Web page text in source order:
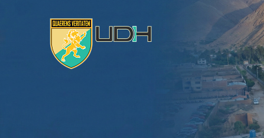
El endomarketing como